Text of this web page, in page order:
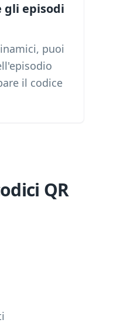
gli episodi
puoi
il codice
QR